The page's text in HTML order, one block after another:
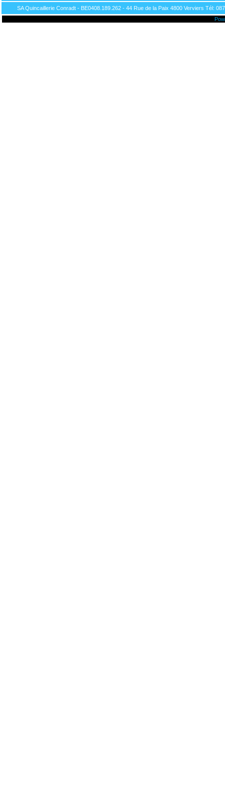
SA Quincaillerie Conradt - BE0408.189.262 - 44 Rue de la Paix 4800 Verviers Tél: